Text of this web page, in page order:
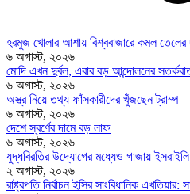
হরমুজ খোলার আশায় বিশ্ববাজারে কমল তেলের
৬ অগাস্ট, ২০২৬
মোদি এখন দুর্বল, এবার বড় আন্দোলনের
৬ অগাস্ট, ২০২৬
অস্ত্র নিয়ে তথ্য ফাঁসকারীদের খুঁজছেন ট্রাম্প
৬ অগাস্ট, ২০২৬
দেশে স্বর্ণের দামে বড় লাফ
৬ অগাস্ট, ২০২৬
যুদ্ধবিরতির উদ্যোগের মধ্যেও গাজায়
২ অগাস্ট, ২০২৬
রাষ্ট্রপতি নির্বাচন ইসির সাংবিধানিক